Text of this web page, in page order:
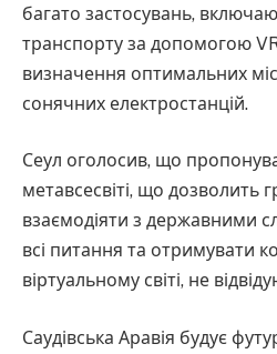
багато застосувань,
транспорту за допомогою
визначення оптимальних
сонячних електростанцій.
Сеул оголосив, що
метавсесвіті, що дозволить
взаємодіяти з державними
всі питання та отримувати
віртуальному світі, не
Саудівська Аравія будує